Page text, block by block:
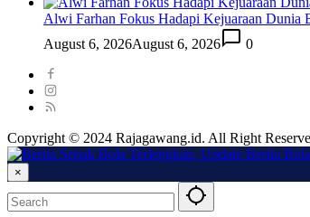
Alwi Farhan Fokus Hadapi Kejuaraan Dunia
August 6, 2026August 6, 2026 0
Copyright © 2024 Rajagawang.id. All Right
×